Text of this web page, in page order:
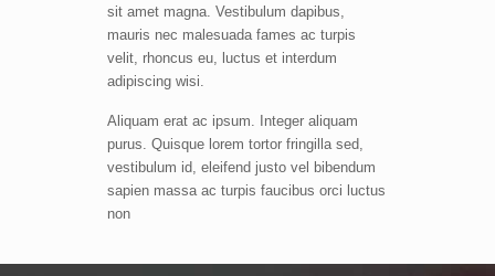
sit amet magna. Vestibulum dapibus,
mauris nec malesuada fames ac turpis
velit, rhoncus eu, luctus et interdum
adipiscing wisi.
Aliquam erat ac ipsum. Integer aliquam
purus. Quisque lorem tortor fringilla sed,
vestibulum id, eleifend justo vel bibendum
sapien massa ac turpis faucibus orci luctus
non